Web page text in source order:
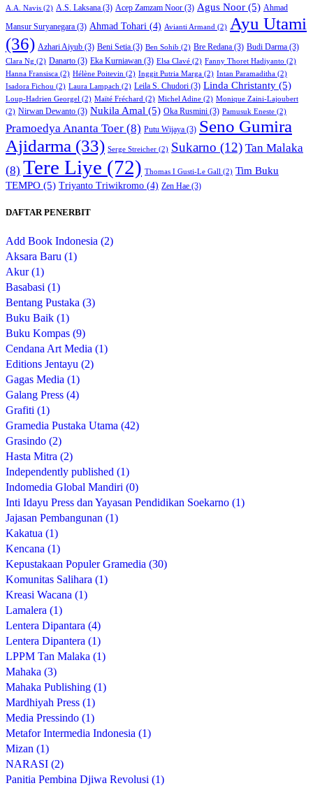
A.A. Navis (2) A.S. Laksana (3) Acep Zamzam Noor (3) Agus Noor (5) Ahmad
Mansur Suryanegara (3) Ahmad Tohari (4) Avianti Armand (2) Ayu Utami
(36) Azhari Aiyub (3) Beni Setia (3) Ben Sohib (2) Bre Redana (3) Budi Darma (3)
Clara Ng (2) Danarto (3) Eka Kurniawan (3) Elsa Clavé (2) Fanny Thoret Hadiyanto (2)
Hanna Fransisca (2) Hélène Poitevin (2) Inggit Putria Marga (2) Intan Paramaditha (2)
Isadora Fichou (2) Laura Lampach (2) Leila S. Chudori (3) Linda Christanty (5)
Loup-Hadrien Georgel (2) Maïté Fréchard (2) Michel Adine (2) Monique Zaini-Lajoubert
(2) Nirwan Dewanto (3) Nukila Amal (5) Oka Rusmini (3) Pamusuk Eneste (2)
Pramoedya Ananta Toer (8) Putu Wijaya (3) Seno Gumira
Ajidarma (33) Serge Streicher (2) Sukarno (12) Tan Malaka
(8) Tere Liye (72) Thomas I Gusti-Le Gall (2) Tim Buku
TEMPO (5) Triyanto Triwikromo (4) Zen Hae (3)
DAFTAR PENERBIT
Add Book Indonesia (2)
Aksara Baru (1)
Akur (1)
Basabasi (1)
Bentang Pustaka (3)
Buku Baik (1)
Buku Kompas (9)
Cendana Art Media (1)
Editions Jentayu (2)
Gagas Media (1)
Galang Press (4)
Grafiti (1)
Gramedia Pustaka Utama (42)
Grasindo (2)
Hasta Mitra (2)
Independently published (1)
Indomedia Global Mandiri (0)
Inti Idayu Press dan Yayasan Pendidikan Soekarno (1)
Jajasan Pembangunan (1)
Kakatua (1)
Kencana (1)
Kepustakaan Populer Gramedia (30)
Komunitas Salihara (1)
Kreasi Wacana (1)
Lamalera (1)
Lentera Dipantara (4)
Lentera Dipantera (1)
LPPM Tan Malaka (1)
Mahaka (3)
Mahaka Publishing (1)
Mardhiyah Press (1)
Media Pressindo (1)
Metafor Intermedia Indonesia (1)
Mizan (1)
NARASI (2)
Panitia Pembina Djiwa Revolusi (1)